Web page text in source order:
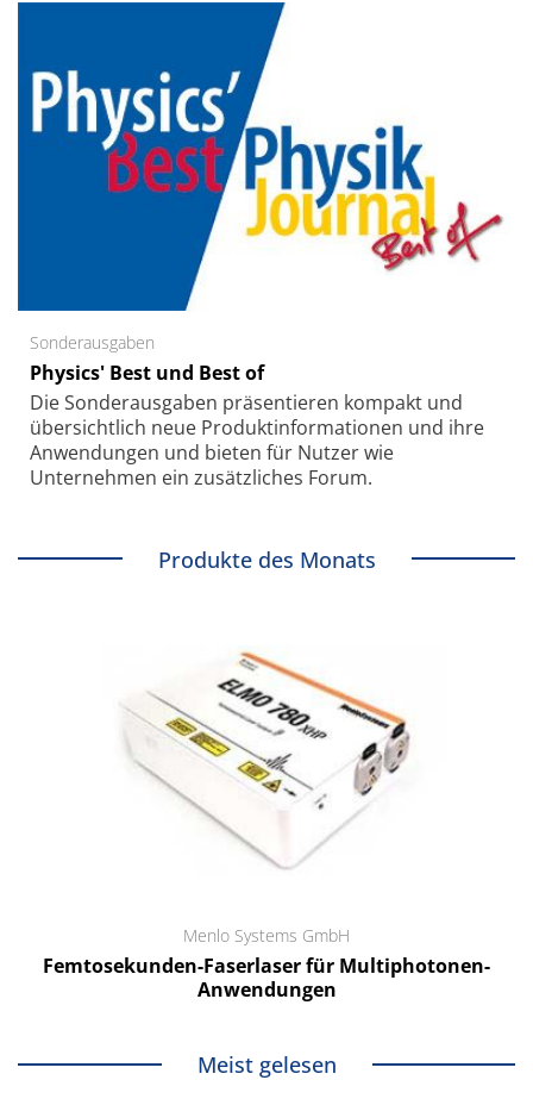
Sonderausgaben
Physics' Best und Best of
Die Sonder­ausgaben präsentieren kompakt und
übersichtlich neue Produkt­informationen und ihre
Anwendungen und bieten für Nutzer wie
Unternehmen ein zusätzliches Forum.
Produkte des Monats
Menlo Systems GmbH
Femtosekunden-Faserlaser für Multiphotonen-
Anwendungen
Meist gelesen